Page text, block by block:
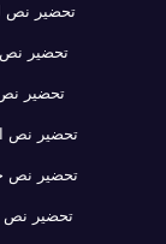
تحضير نص
تحضير نص
تحضير نص
تحضير نص
تحضير نص
تحضير نص